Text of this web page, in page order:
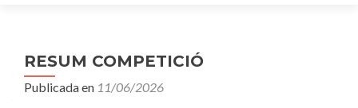
RESUM COMPETICIÓ
Publicada en 11/06/2026